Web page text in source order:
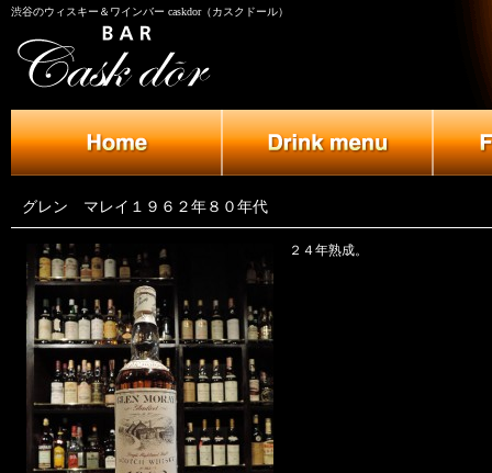
渋谷のウィスキー＆ワインバー caskdor（カスクドール）
グレン マレイ１９６２年８０年代
２４年熟成。